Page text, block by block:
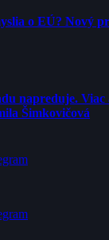
o EÚ? Nový
napreduje.
Šimkovičová